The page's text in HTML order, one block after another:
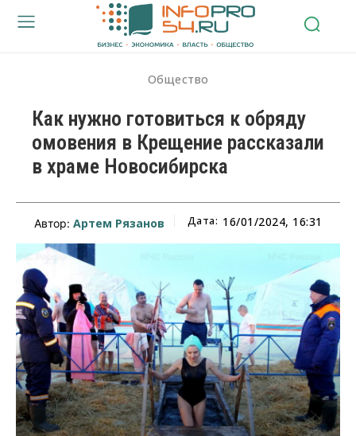
Общество
Как нужно готовиться к обряду
омовения в Крещение рассказали
в храме Новосибирска
Автор: Артем Рязанов Дата: 16/01/2024, 16:31